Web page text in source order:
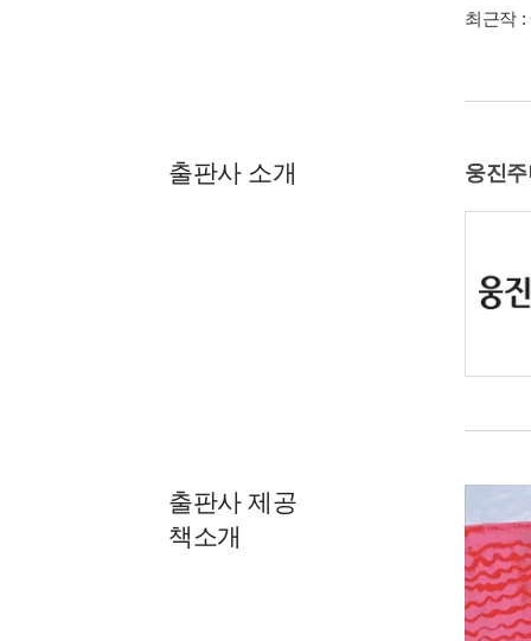
최근작 :
출판사 소개 웅진
출판사 제공
책소개